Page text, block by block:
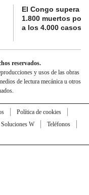
El Congo supera
1.800 muertos por
a los 4.000 casos
reservados.
y usos de las obras
de lectura mecánica u otros
Política de cookies
Soluciones W
Teléfonos